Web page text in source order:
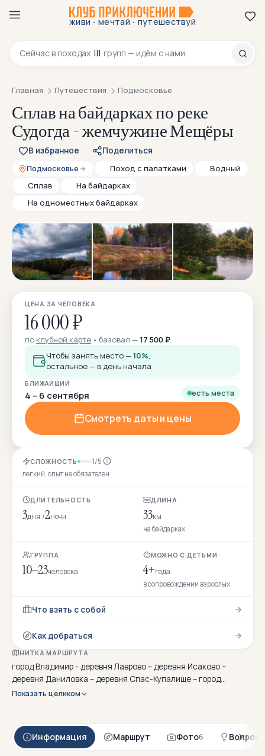
живи · мечтай · путешествуй
Сейчас в походах 111 групп — идём с нами
8 800 200-70-23
Главная Путешествия Подмосковье
Сплав на байдарках по реке
Судогда - жемчужине Мещёры
В избранное
Поделиться
Подмосковье
Поход с палатками
Водный
Сплав
На байдарках
На одноместных байдарках
СЛОЖНОСТЬ 1/5
легкий, опыт не обязателен
ДЛИТЕЛЬНОСТЬ
3дня /2ночи
ДЛИНА
33км
на байдарках
ГРУППА
10–23человека
МОЖНО С ДЕТЬМИ
4+года
в сопровождении взрослых
Что взять с собой
Как добраться
НИТКА МАРШРУТА
город Владимир - деревня Лаврово – деревня Исаково –
деревня Даниловка – деревня Спас-Купалище – город
Петушки
Показать целиком
ЦЕНА ЗА ЧЕЛОВЕКА
16 000 ₽
по клубной карте базовая —17 500 ₽
Чтобы занять место —10%,
остальное — в день начала
БЛИЖАЙШИЙ
4 – 6 сентября есть места
Смотреть даты и цены
Информация Маршрут Фото6 Вопросы